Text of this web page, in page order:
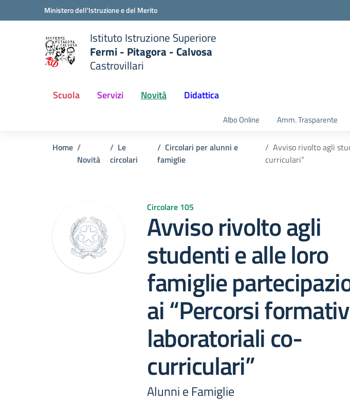
Vai ai contenuti
Vai al menu di navigazioneMinistero dell'Istruzione e del Merito
Istituto Istruzione Superiore
Fermi - Pitagora - Calvosa
Castrovillari
Scuola Servizi Novità Didattica
Albo Online Amm. Trasparente
Home
Novità
Le
circolari
Circolari per alunni e
famiglie
Avviso rivolto agli
curriculari”
Circolare 105
Avviso rivolto agli
studenti e alle loro
famiglie
ai “Percorsi
laboratoriali co-
curriculari”
Alunni e Famiglie